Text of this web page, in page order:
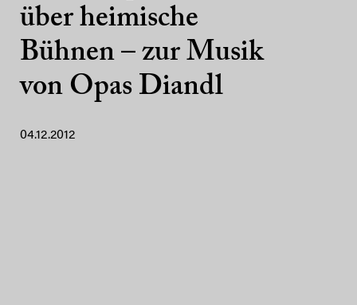
über heimische
Bühnen – zur Musik
von Opas Diandl
04.12.2012